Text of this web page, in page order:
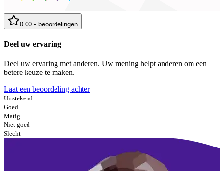
0.00 • beoordelingen
Deel uw ervaring
Deel uw ervaring met anderen. Uw mening helpt anderen om een
betere keuze te maken.
Laat een beoordeling achter
Uitstekend
Goed
Matig
Niet goed
Slecht